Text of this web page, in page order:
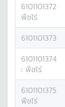
6101101372
พืชไร่
6101101373
6101101374
: พืชไร่
6101101375
พืชไร่